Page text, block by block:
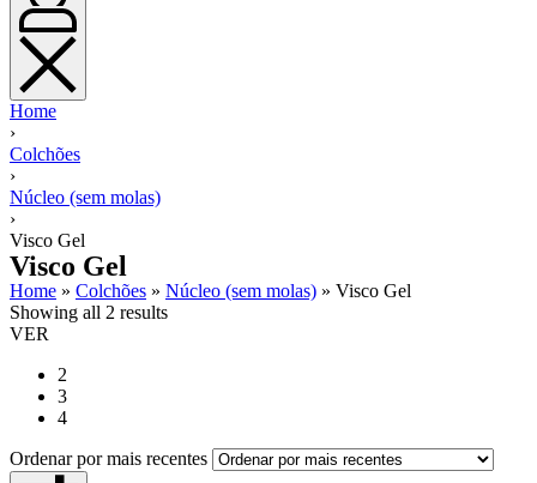
Home
›
Colchões
›
Núcleo (sem molas)
›
Visco Gel
Visco Gel
Home » Colchões » Núcleo (sem molas) » Visco Gel
Showing all 2 results
VER
2
3
4
Ordenar por mais recentes